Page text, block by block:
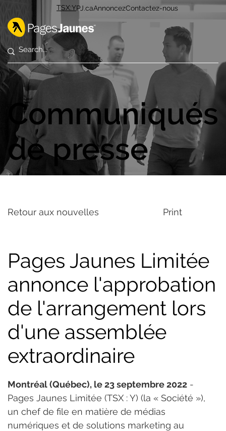
TSX:Y AnnoncezContactez-nous
PJ.ca
Communiqués
de presse
Retour aux nouvelles
Montréal (Québec), le 23 septembre 2022 -
Pages Jaunes Limitée (TSX : Y) (la « Société »),
un chef de file en matière de médias
numériques et de solutions marketing au
Pages Jaunes Limitée
annonce l'approbation
de l'arrangement lors
d'une assemblée
extraordinaire
Print